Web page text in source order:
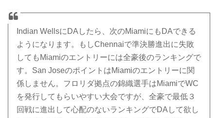
Indian WellsにDAしたら、次のMiamiにもDAできる
ようになります。もしChennaiで準決勝進出に失敗
してもMiamiのエントリーには全豪後のランキングで
す。San JoseのポイントはMiamiのエントリーに関
係しません。フロリダ拠点の錦織選手はMiamiでWC
を発行してもらいやすい大会ですが、全豪で最低３
回戦に進出して心配のないランキングでDAして欲し